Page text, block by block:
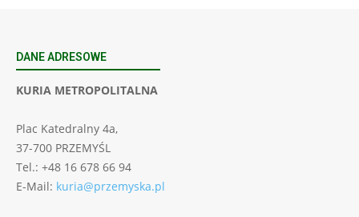
DANE ADRESOWE
KURIA METROPOLITALNA
Plac Katedralny 4a,
37-700 PRZEMYŚL
Tel.: +48 16 678 66 94
E-Mail: kuria@przemyska.pl